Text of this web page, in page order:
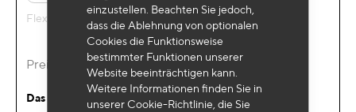
einzustellen. Beachten Sie jedoch,
dass die Ablehnung von optionalen
Cookies die Funktionsweise
bestimmter Funktionen unserer
Website beeinträchtigen kann.
Weitere Informationen finden Sie in
unserer Cookie-Richtlinie, die Sie
Flexible Stirnlampe mit Doppeltem Licht
Preis auf Anfrage
Das Produkt wird ersetzt durch :